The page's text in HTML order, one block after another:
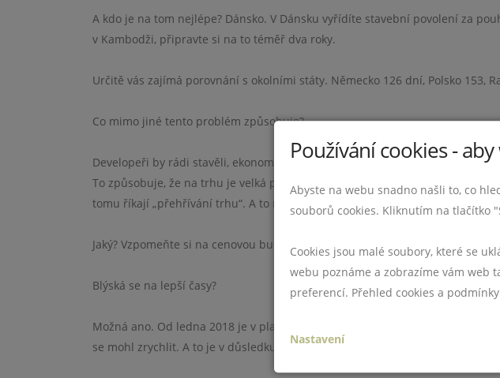
A kdo je na tom nejlépe? Dánsko. V Dánsku vyřídíte stavební povolení za
v Kambodži, připravte si na to téměř dva roky.
Určitě vás zajímá porovnání s okolními státy. Německo 126 dní, Polsko 153,
Co mimo jiné tento problém způsobuje?
Developeři by rádi stavěli, ekonomice se daří, po bytech je poptávka… Ale
To způsobuje, že na trhu je velká poptávka, malá nabídka a ceny
tomu říkají „přehřívání trhu“. A to může způsobit problém.
Jaký? Vzpomeňte si na cenovou bublinu, která splaskla kolem roku 2009. A
Blýská se na lepší časy?
Možná ano. Od ledna 2018 je v platnosti novela stavebního zákona. Pokud
se mohl zrychlit. A to je v důsledku dobře pro kupující, developery i stát.
Používání cookies -
Abyste na webu snadno našli to, co
souborů cookies. Kliknutím na tlačítko
Cookies jsou malé soubory, které se
webu poznáme a zobrazíme vám web
preferencí. Přehled cookies a
Nastavení